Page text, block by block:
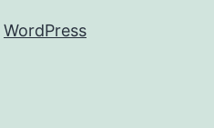
WordPress